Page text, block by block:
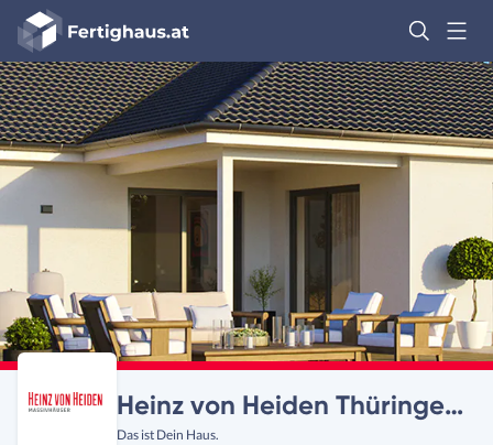
Fertighaus
Logo
Anmelden
Heinz von Heiden Thüringen, Sachsen und Bayern
Das ist Dein Haus.